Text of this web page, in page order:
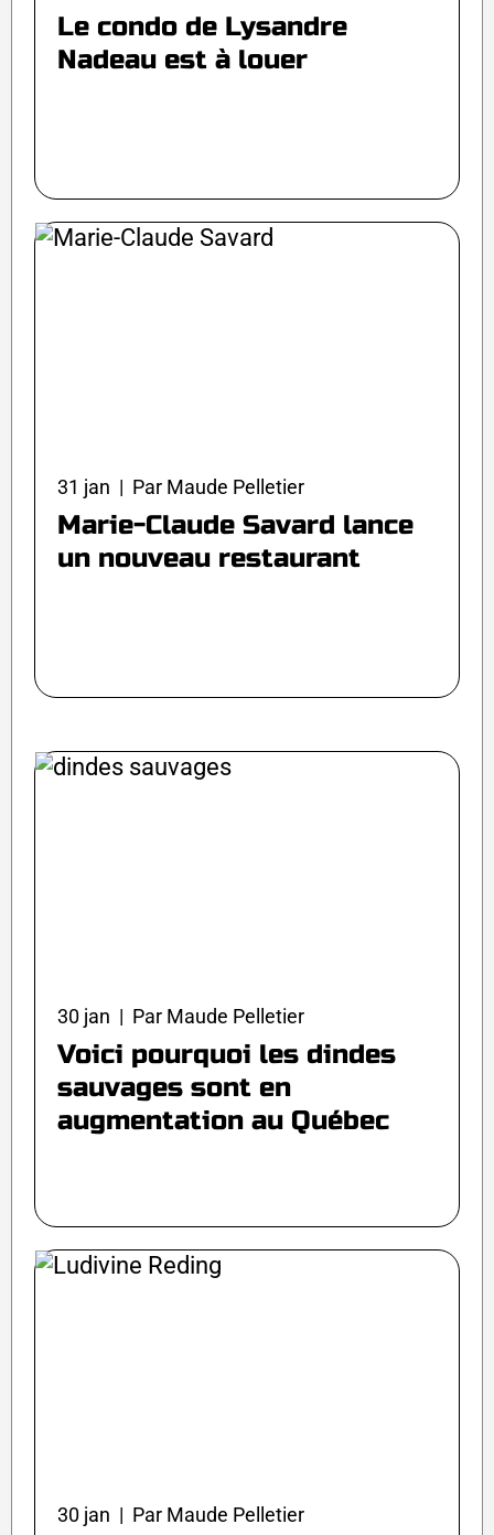
Le condo de Lysandre
Nadeau est à louer
31 jan | Par Maude Pelletier
Marie-Claude Savard lance
un nouveau restaurant
30 jan | Par Maude Pelletier
Voici pourquoi les dindes
sauvages sont en
augmentation au Québec
30 jan | Par Maude Pelletier